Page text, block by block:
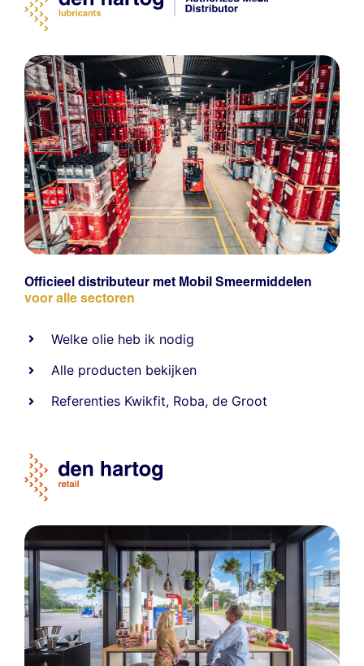
Officieel distributeur met Mobil Smeermiddelen
voor alle sectoren
Welke olie heb ik nodig
Alle producten bekijken
Referenties Kwikfit, Roba,de Groot